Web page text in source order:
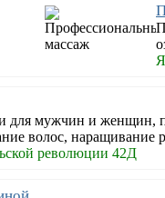
для мужчин и
волос, наращивание
революции 42Д